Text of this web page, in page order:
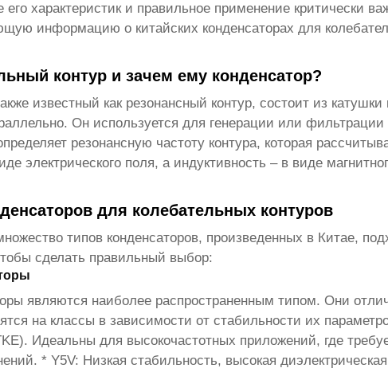
его характеристик и правильное применение критически
информацию о китайских конденсаторах для
контур и зачем ему конденсатор?
известный как резонансный контур, состоит из
Он используется для генерации или фильтрации
резонансную частоту контура, которая
электрического поля, а индуктивность – в виде
для колебательных контуров
типов конденсаторов, произведенных в Китае,
сделать правильный выбор:
являются наиболее распространенным типом. Они
на классы в зависимости от стабильности их
Идеальны для высокочастотных приложений, где
* Y5V: Низкая стабильность, высокая